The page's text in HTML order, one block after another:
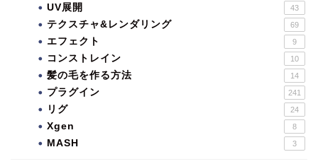
UV展開 43
テクスチャ&レンダリング 69
エフェクト 9
コンストレイン 10
髪の毛を作る方法 14
プラグイン 241
リグ 24
Xgen 8
MASH 3